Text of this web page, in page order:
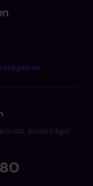
avtalsfrågor